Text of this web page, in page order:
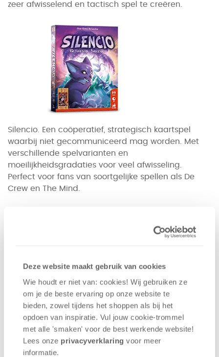
Deze website maakt gebruik van cookies
Wie houdt er niet van: cookies! Wij gebruiken ze
om je de beste ervaring op onze website te
bieden, zowel tijdens het shoppen als bij het
opdoen van inspiratie. Vul jouw cookie-trommel
met alle 'smaken' voor de best werkende website​!
Lees onze privacyverklaring voor meer
informatie.
zeer afwisselend en tactisch spel te creëren.
Silencio. Een coöperatief, strategisch kaartspel
waarbij niet gecommuniceerd mag worden. Met
verschillende spelvarianten en
moeilijkheidsgradaties voor veel afwisseling.
Perfect voor fans van soortgelijke spellen als De
Crew en The Mind.
Het kaartspel Wizard, waarin spelers moeten
voorspellen hoeveel slagen zij denken te behalen, is
een regelrechte klassieker. In maart verschijnt nu
ookWizard: Het dobbelspel